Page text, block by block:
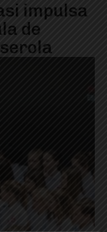
impulsa
de